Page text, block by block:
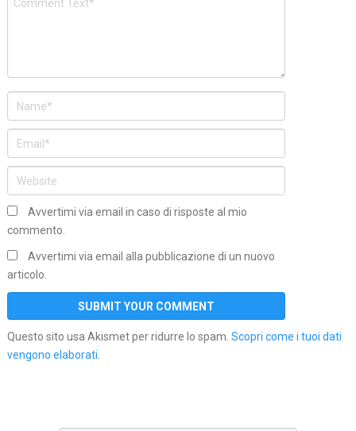
Avvertimi via email in caso di risposte al mio
commento.
Avvertimi via email alla pubblicazione di un nuovo
articolo.
Questo sito usa Akismet per ridurre lo spam. Scopri come i tuoi dati
vengono elaborati.